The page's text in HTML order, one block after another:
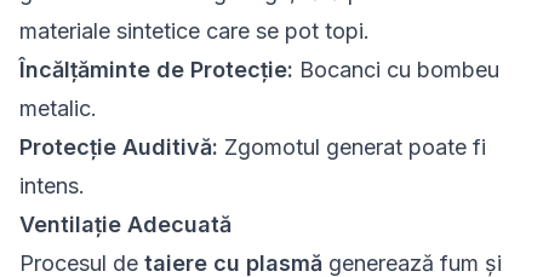
materiale sintetice care se pot topi.
Încălțăminte de Protecție: Bocanci cu bombeu
metalic.
Protecție Auditivă: Zgomotul generat poate fi
intens.
Ventilație Adecuată
Procesul de taiere cu plasmă generează fum și